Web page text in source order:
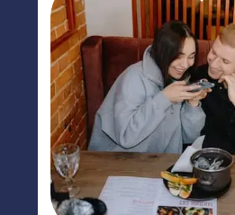
УЗНАТЬ БОЛЬШЕ
Ознакомьтесь с нашими
акциями. Не упустите выгоду!